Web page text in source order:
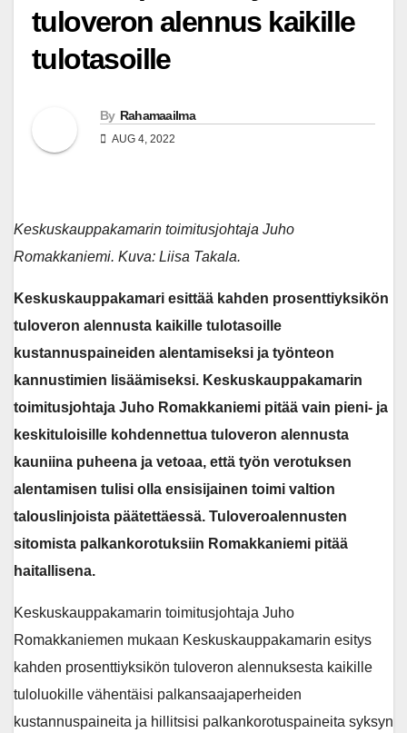
tuloveron alennus kaikille
tulotasoille
By Rahamaailma
AUG 4, 2022
Keskuskauppakamarin toimitusjohtaja Juho
Romakkaniemi. Kuva: Liisa Takala.
Keskuskauppakamari esittää kahden prosenttiyksikön
tuloveron alennusta kaikille tulotasoille
kustannuspaineiden alentamiseksi ja työnteon
kannustimien lisäämiseksi. Keskuskauppakamarin
toimitusjohtaja Juho Romakkaniemi pitää vain pieni- ja
keskituloisille kohdennettua tuloveron alennusta
kauniina puheena ja vetoaa, että työn verotuksen
alentamisen tulisi olla ensisijainen toimi valtion
talouslinjoista päätettäessä. Tuloveroalennusten
sitomista palkankorotuksiin Romakkaniemi pitää
haitallisena.
Keskuskauppakamarin toimitusjohtaja Juho
Romakkaniemen mukaan Keskuskauppakamarin esitys
kahden prosenttiyksikön tuloveron alennuksesta kaikille
tuloluokille vähentäisi palkansaajaperheiden
kustannuspaineita ja hillitsisi palkankorotuspaineita syksyn